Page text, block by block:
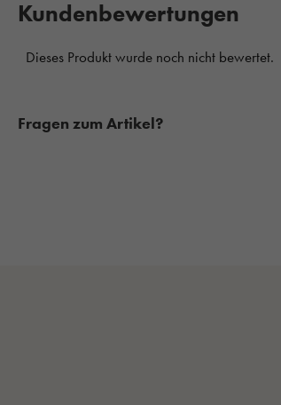
Kundenbewertungen
Fragen zum Artikel?